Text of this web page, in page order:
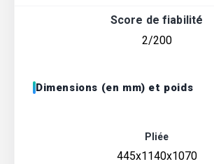
Score de fiabilité
2/200
Dimensions (en mm) et poids
Pliée
445x1140x1070